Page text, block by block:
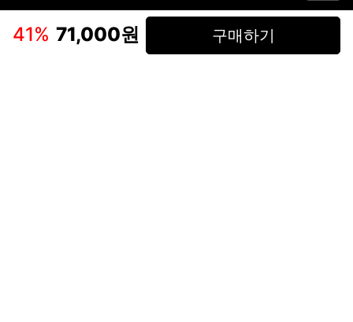
41% 71,000원 구매하기
이용약관고객센터판매개인정보 처리방침사업자 정보다운로드
인스타그램
페이스북